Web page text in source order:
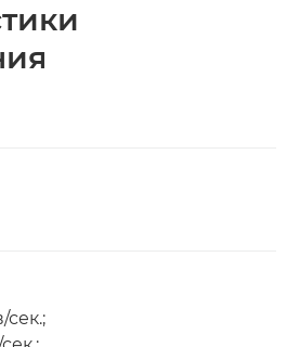
сек.;